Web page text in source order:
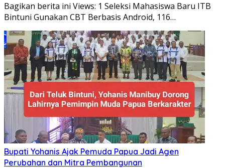
Bagikan berita ini Views: 1 Seleksi Mahasiswa Baru ITB
Bintuni Gunakan CBT Berbasis Android, 116…
Bupati Yohanis Ajak Pemuda Papua Jadi Agen
Perubahan dan Mitra Pembangunan